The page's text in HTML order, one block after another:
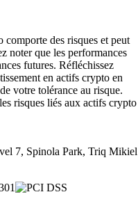
des risques et peut
noter que les performances
futures. Réfléchissez
en actifs crypto en
votre tolérance au risque.
risques liés aux actifs crypto
7, Spinola Park, Triq Mikiel